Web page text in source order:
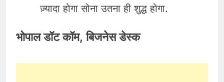
ज़्यादा होगा सोना उतना ही शुद्ध होगा.
भोपाल डॉट कॉम, बिजनेस डेस्क